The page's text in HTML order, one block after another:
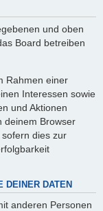
und oben
Board betreiben
Rahmen einer
Interessen sowie
und Aktionen
deinem Browser
dies zur
DEINER DATEN
anderen Personen